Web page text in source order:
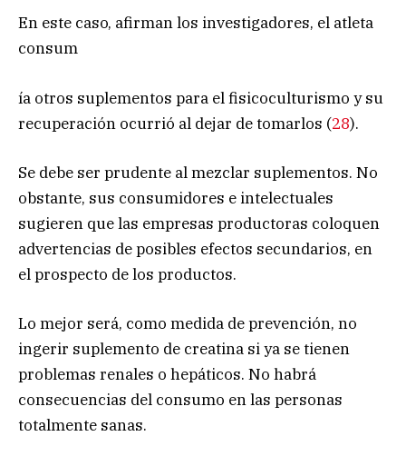
En este caso, afirman los investigadores, el atleta
consum
ía otros suplementos para el fisicoculturismo y su
recuperación ocurrió al dejar de tomarlos (28).
Se debe ser prudente al mezclar suplementos. No
obstante, sus consumidores e intelectuales
sugieren que las empresas productoras coloquen
advertencias de posibles efectos secundarios, en
el prospecto de los productos.
Lo mejor será, como medida de prevención, no
ingerir suplemento de creatina si ya se tienen
problemas renales o hepáticos. No habrá
consecuencias del consumo en las personas
totalmente sanas.